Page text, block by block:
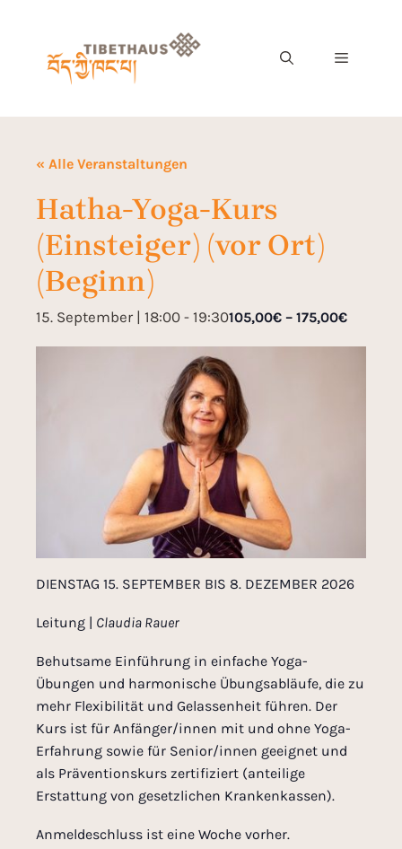
« Alle Veranstaltungen
Hatha-Yoga-Kurs
(Einsteiger) (vor Ort)
(Beginn)
15. September | 18:00 - 19:30105,00€ – 175,00€
DIENSTAG 15. SEPTEMBER BIS 8. DEZEMBER 2026
Leitung | Claudia Rauer
Behutsame Einführung in einfache Yoga-
Übungen und harmonische Übungsabläufe, die zu
mehr Flexibilität und Gelassenheit führen. Der
Kurs ist für Anfänger/innen mit und ohne Yoga-
Erfahrung sowie für Senior/innen geeignet und
als Präventionskurs zertifiziert (anteilige
Erstattung von gesetzlichen Krankenkassen).
Anmeldeschluss ist eine Woche vorher.